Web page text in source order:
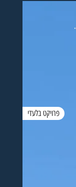
פרויקט בלעדי